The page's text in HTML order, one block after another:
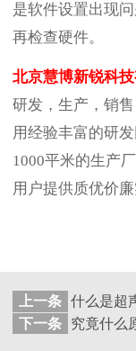
是软件设置出现
再检查硬件。
北京慧博新锐科技
研发，生产，销
用经验丰富的研
1000平米的生产
用户提供质优价
上一条 什么是超
下一条
究竟什么